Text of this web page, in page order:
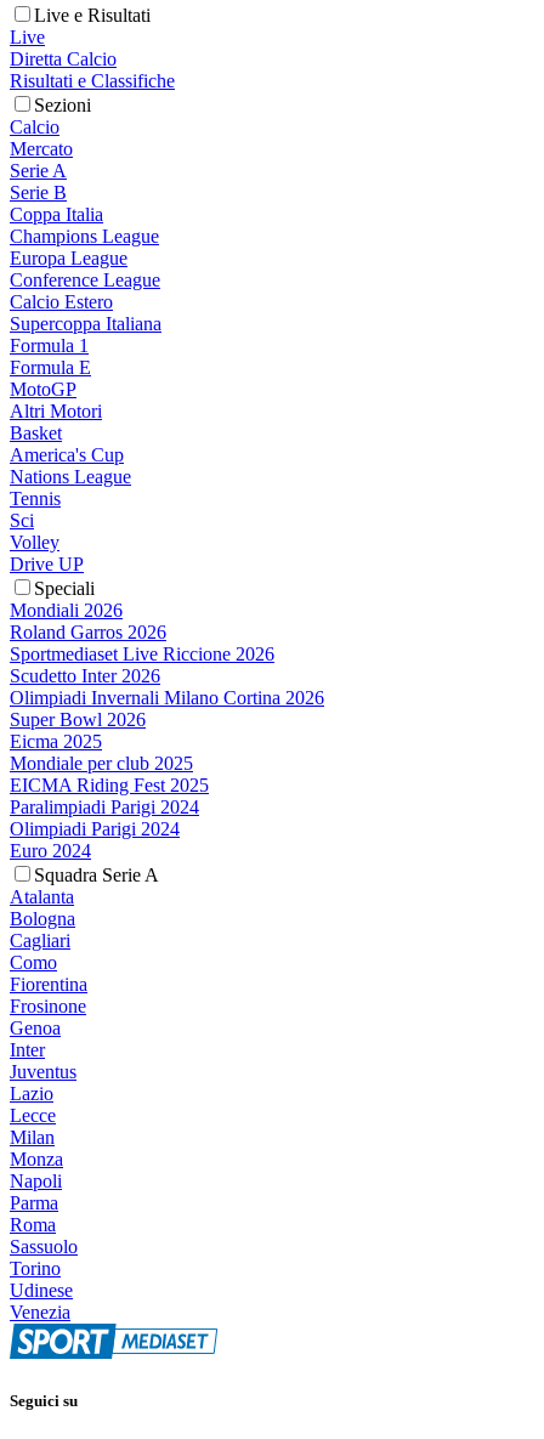
Live e Risultati
Live
Diretta Calcio
Risultati e Classifiche
Sezioni
Calcio
Mercato
Serie A
Serie B
Coppa Italia
Champions League
Europa League
Conference League
Calcio Estero
Supercoppa Italiana
Formula 1
Formula E
MotoGP
Altri Motori
Basket
America's Cup
Nations League
Tennis
Sci
Volley
Drive UP
Speciali
Mondiali 2026
Roland Garros 2026
Sportmediaset Live Riccione 2026
Scudetto Inter 2026
Olimpiadi Invernali Milano Cortina 2026
Super Bowl 2026
Eicma 2025
Mondiale per club 2025
EICMA Riding Fest 2025
Paralimpiadi Parigi 2024
Olimpiadi Parigi 2024
Euro 2024
Squadra Serie A
Atalanta
Bologna
Cagliari
Como
Fiorentina
Frosinone
Genoa
Inter
Juventus
Lazio
Lecce
Milan
Monza
Napoli
Parma
Roma
Sassuolo
Torino
Udinese
Venezia
Seguici su